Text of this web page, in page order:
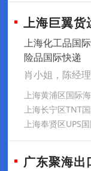
上海巨翼货
上海化工品国
险品国际快递
肖小姐，陈经理
上海长宁区TNT
上海奉贤区UPS
广东聚海出